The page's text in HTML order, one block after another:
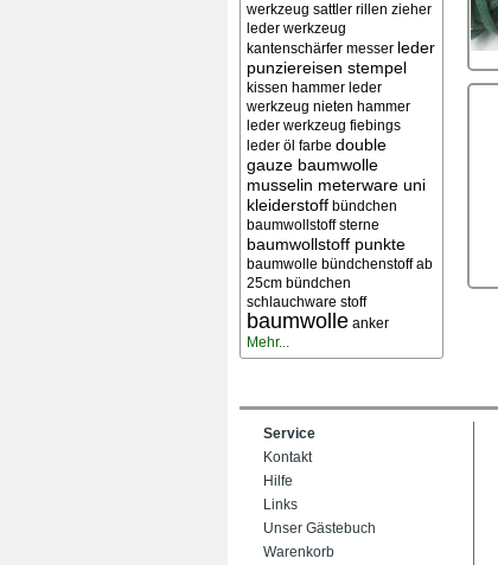
werkzeug sattler rillen zieher
leder werkzeug
kantenschärfer messer leder
punziereisen stempel
kissen hammer leder
werkzeug nieten hammer
leder werkzeug fiebings
leder öl farbe double
gauze baumwolle
musselin meterware uni
kleiderstoff bündchen
baumwollstoff sterne
baumwollstoff punkte
baumwolle bündchenstoff ab
25cm bündchen
schlauchware stoff
baumwolle anker
Mehr...
Service
Kontakt
Hilfe
Links
Unser Gästebuch
Warenkorb